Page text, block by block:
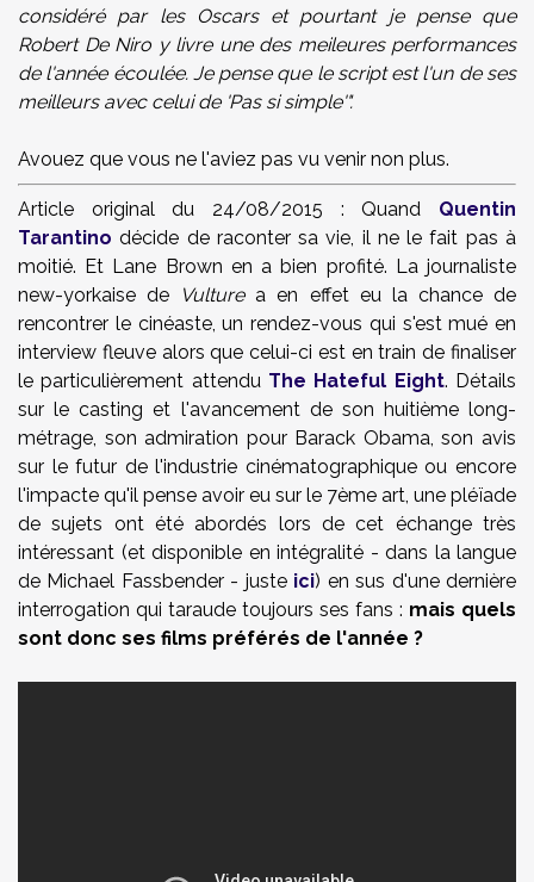
considéré par les Oscars et pourtant je pense que
Robert De Niro y livre une des meileures performances
de l'année écoulée. Je pense que le script est l'un de ses
meilleurs avec celui de 'Pas si simple'".
Avouez que vous ne l'aviez pas vu venir non plus.
Article original du 24/08/2015 : Quand Quentin
Tarantino décide de raconter sa vie, il ne le fait pas à
moitié. Et Lane Brown en a bien profité. La journaliste
new-yorkaise de
Vulturea en effet eu la chance de
rencontrer le cinéaste, un rendez-vous qui s'est mué en
interview fleuve alors que celui-ci est en train de finaliser
le particulièrement attendu The Hateful Eight. Détails
sur le casting et l'avancement de son huitième long-
métrage, son admiration pour Barack Obama, son avis
sur le futur de l'industrie cinématographique ou encore
l'impacte qu'il pense avoir eu sur le 7ème art, une pléïade
de sujets ont été abordés lors de cet échange très
intéressant (et disponible en intégralité - dans la langue
de Michael Fassbender - juste ici) en sus d'une dernière
interrogation qui taraude toujours ses fans : mais quels
sont donc ses films préférés de l'année ?